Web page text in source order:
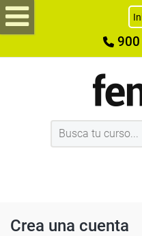
Crea una cuenta